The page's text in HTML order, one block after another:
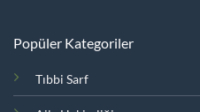
Popüler Kategoriler
Tıbbi Sarf